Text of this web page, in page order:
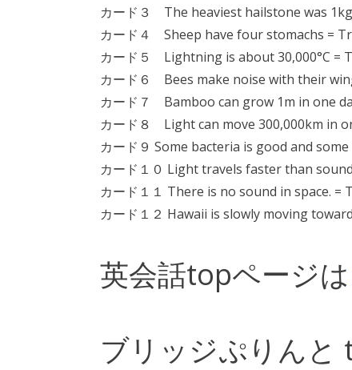
カード３ The heaviest hailstone was
カード４ Sheep have four stomachs =
カード５ Lightning is about 30,000°C =
カード６ Bees make noise with their
カード７ Bamboo can grow 1m in one
カード８ Light can move 300,000km in
カード９ Some bacteria is good and
カード１０ Light travels faster than
カード１１ There is no sound in space. =
カード１２ Hawaii is slowly moving
英会話topページは
ブリッジぷりんと